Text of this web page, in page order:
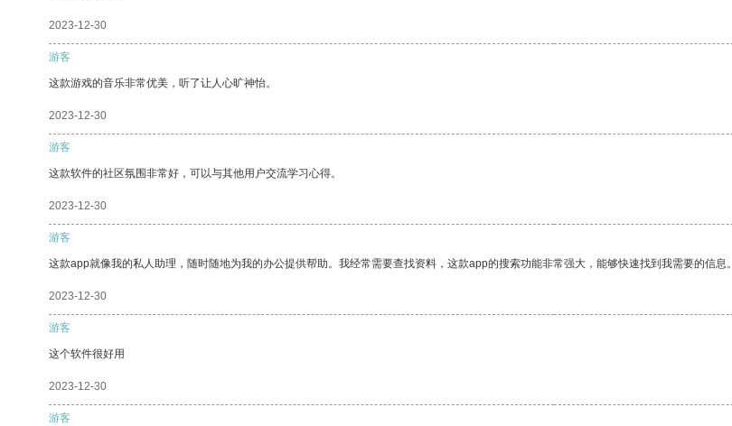
2023-12-30
游客
这款游戏的音乐非常优美，听了让人心旷神怡。
2023-12-30
游客
这款软件的社区氛围非常好，可以与其他用户交流学习心得。
2023-12-30
游客
这款app就像我的私人助理，随时随地为我的办公提供帮助。我经常需要查找资料，这款app的搜索功能非常强大，能够快速找到我需要的信息。
2023-12-30
游客
这个软件很好用
2023-12-30
游客